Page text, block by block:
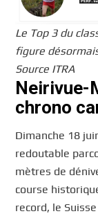
Le Top 3 du
figure
Source ITRA
Neirivue-
chrono
Dimanche 18
redoutable
mètres de
course
record, le Suisse